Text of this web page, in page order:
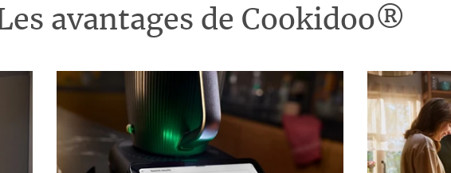
avantages de Cookidoo®